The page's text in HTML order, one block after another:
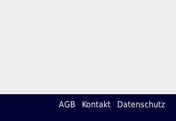
AGB Kontakt Datenschutz